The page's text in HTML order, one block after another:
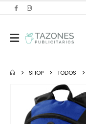
SHOP TODOS